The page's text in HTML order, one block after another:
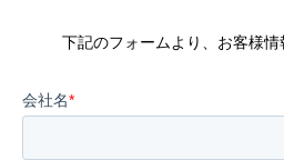
下記のフォームより、お客様情